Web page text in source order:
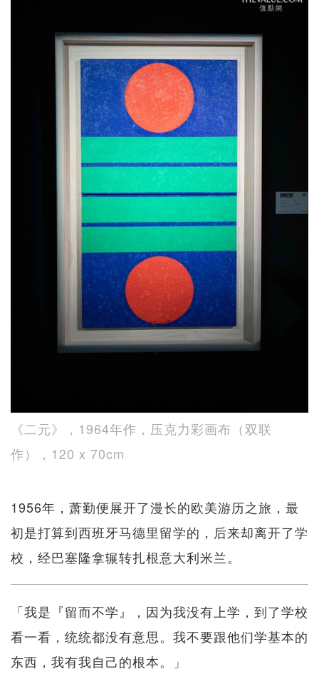
《二元》，1964年作，压克力彩画布（双联
作），120 x 70cm
1956年，萧勤便展开了漫长的欧美游历之旅，最
初是打算到西班牙马德里留学的，后来却离开了学
校，经巴塞隆拿辗转扎根意大利米兰。
「我是『留而不学』，因为我没有上学，到了学校
看一看，统统都没有意思。我不要跟他们学基本的
东西，我有我自己的根本。」